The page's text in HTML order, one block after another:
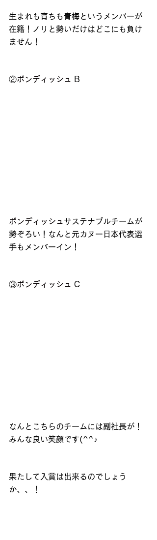
生まれも育ちも青梅というメンバーが
在籍！ノリと勢いだけはどこにも負け
ません！
②ボンディッシュ B
ボンディッシュ サステナブルチームが
勢ぞろい！なんと元カヌー日本代表選
手もメンバーイン！
③ボンディッシュ C
なんとこちらのチームには副社長が！
みんな良い笑顔です(^^♪
果たして入賞は出来るのでしょう
か、、！